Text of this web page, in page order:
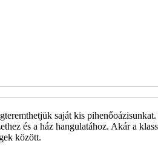
saját kis
és a ház hangulatához. Akár a
között.